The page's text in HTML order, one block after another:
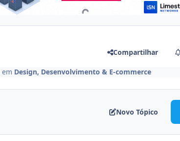
Compartilhar
em Design, Desenvolvimento & E-commerce
Novo Tópico